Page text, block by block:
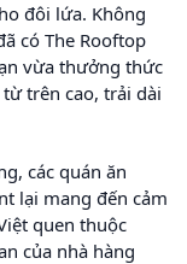
đôi lứa. Không
có The Rooftop
vừa thưởng thức
trên cao, trải dài
các quán ăn
lại mang đến cảm
quen thuộc
của nhà hàng